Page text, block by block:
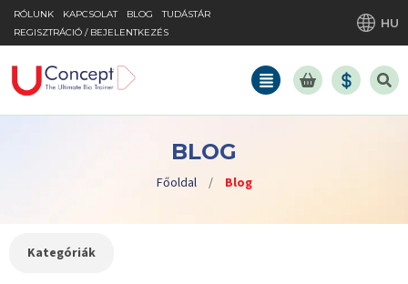
RÓLUNK KAPCSOLAT BLOG
TUDÁSTÁR
REGISZTRÁCIÓ / BEJELENTKEZÉS
HU
BLOG
Főoldal / Blog
Kategóriák